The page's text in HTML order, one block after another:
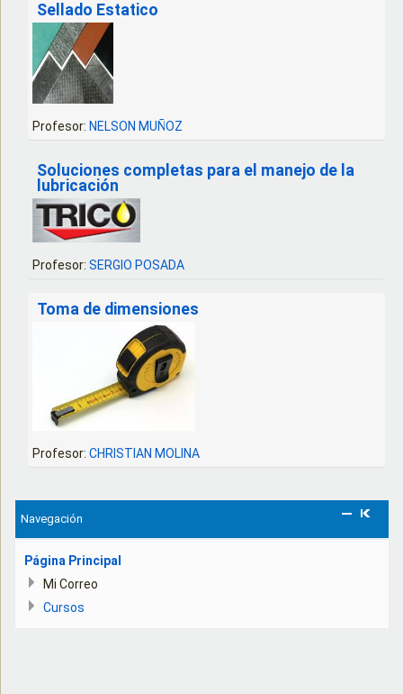
Sellado Estatico
Profesor: NELSON MUÑOZ
Soluciones completas para el manejo de la
lubricación
Profesor: SERGIO POSADA
Toma de dimensiones
Profesor: CHRISTIAN MOLINA
Navegación
Página Principal
Mi Correo
Cursos